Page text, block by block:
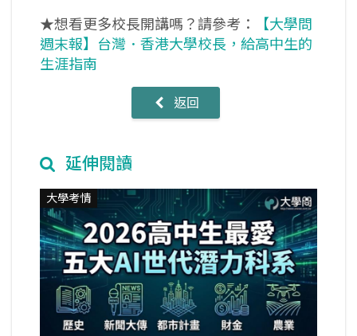
★想看更多校長開講嗎？請參考：
【大學問
週末報】台灣．香港大學校長，給高中生的
生涯指南
返回
延伸閱讀
大學考情